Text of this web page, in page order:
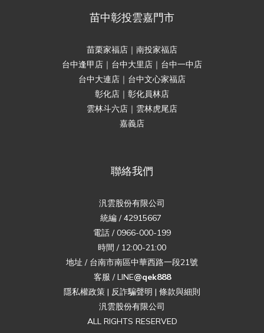
苗中彰投雲嘉門市
苗栗家福店｜南投家福店
台中逢甲店｜台中大里店｜台中一中店
台中大連店｜台中文心家福店
彰化店｜彰化員林店
雲林斗六店｜雲林虎尾店
嘉義店
聯絡我們
汎雲股份有限公司
統編 / 42915667
電話 / 0966-000-199
時間 / 12:00-21:00
地址 / 台南市南區中華西路一段21號
客服 / LINE@qek888
隱私權政策 | 反詐騙聲明 | 條款與細則
汎雲股份有限公司
ALL RIGHTS RESERVED